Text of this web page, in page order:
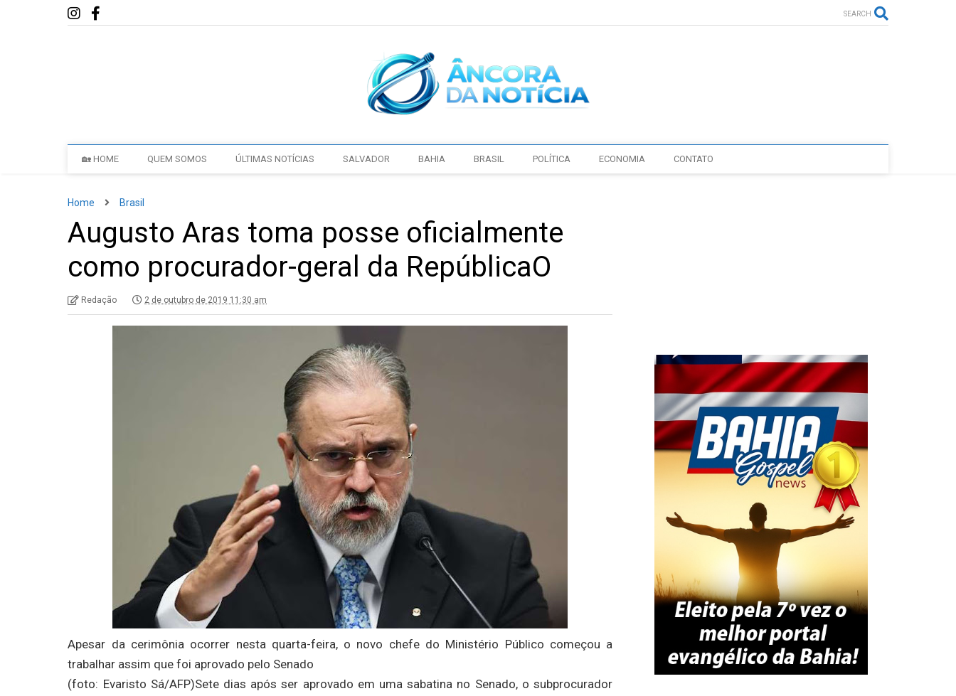
SEARCH
🏡 HOME QUEM SOMOS ÚLTIMAS NOTÍCIAS SALVADOR BAHIA BRASIL POLÍTICA ECONOMIA CONTATO
Home Brasil
Augusto Aras toma posse oficialmente
como procurador-geral da RepúblicaO
Redação 2 de outubro de 2019 11:30 am
Apesar da cerimônia ocorrer nesta quarta-feira, o novo chefe do Ministério Público começou a
trabalhar assim que foi aprovado pelo Senado
(foto: Evaristo Sá/AFP)Sete dias após ser aprovado em uma sabatina no Senado, o subprocurador